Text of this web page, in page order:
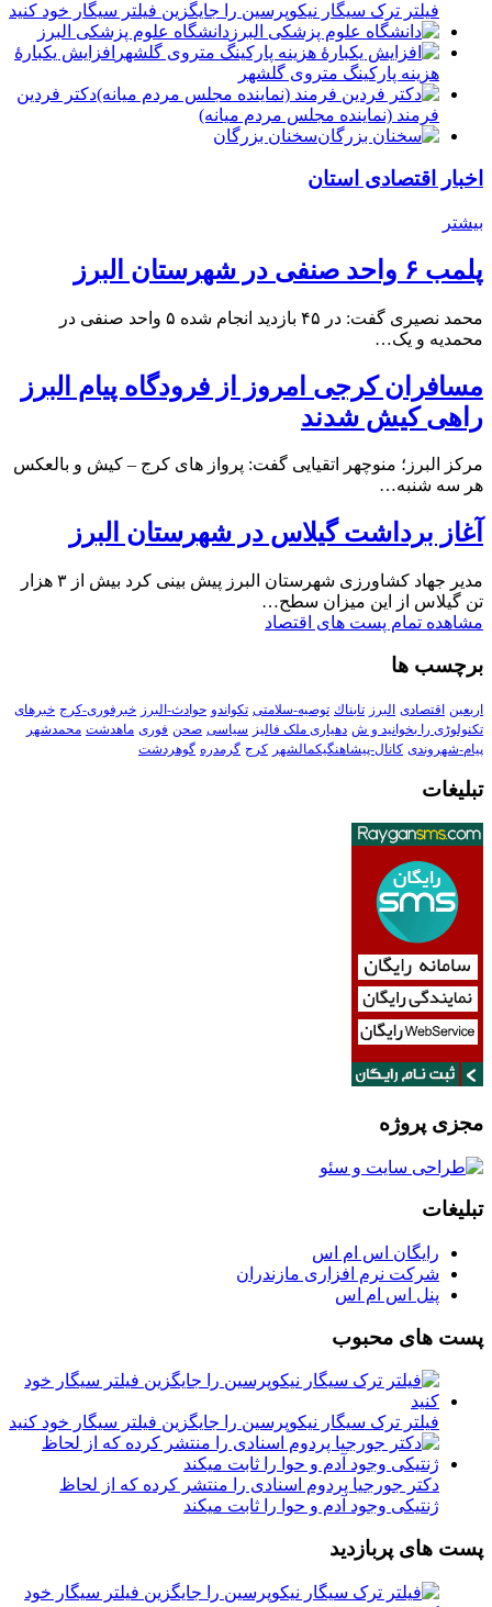
فیلتر ترک سیگار نیکوپرسین را جایگزین فیلتر سیگار خود کنید
دانشگاه علوم پزشکی البرز
افزایش یکبارۀ
هزینه پارکینگ متروی گلشهر
دكتر فردين
فرمند (نماينده مجلس مردم میانه)
سخنان بزرگان
اخبار اقتصادی استان
بیشتر
پلمب ۶ واحد صنفی در شهرستان البرز
محمد نصیری گفت: در ۴۵ بازدید انجام شده ۵ واحد صنفی در
محمدیه و یک…
مسافران کرجی امروز از فرودگاه پیام البرز
راهی کیش شدند
مرکز البرز؛ منوچهر اتقیایی گفت: پرواز های کرج – کیش و بالعکس
هر سه شنبه…
آغاز برداشت گیلاس در شهرستان البرز
مدیر جهاد کشاورزی شهرستان البرز پیش بینی کرد بیش از ۳ هزار
تن گیلاس از این میزان سطح…
مشاهده تمام پست های اقتصاد
برچسب ها
اربعین اقتصادی البرز تابناك توصیه-سلامتی تکواندو حوادث-البرز خبرفوری-کرج خبرهای
تکنولوڑی را بخوانید و ش دهیاری ملک فالیز سیاسی صحن فوری ماهدشت محمدشهر
پیام-شهروندی کانال-پیشاهنگیکمالشهر کرج گرمدره گوهردشت
تبلیغات
مجزی پروژه
تبلیغات
رایگان اس ام اس
شرکت نرم افزاری مازندران
پنل اس ام اس
پست های محبوب
فیلتر ترک سیگار نیکوپرسین را جایگزین فیلتر سیگار خود کنید
دکتر جورجیا پردوم اسنادی را منتشر کرده که از لحاظ
ژنتیکی وجود آدم و حوا را ثابت میکند
پست های پربازدید